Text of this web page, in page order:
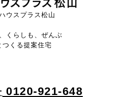
ウスプラス松山
くらしも、ぜんぶ
つくる提案住宅
0120-921-648